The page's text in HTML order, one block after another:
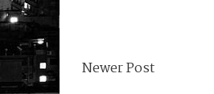
Newer Post